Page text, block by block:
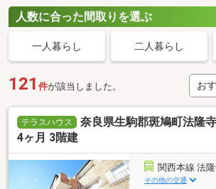
人数に合った間取りを選ぶ
一人暮らし 二人暮らし
121 件が該当しました。
テラスハウス
奈良県生駒郡斑鳩町法隆
4ヶ月 3階建
関西本線 法
その他の交通